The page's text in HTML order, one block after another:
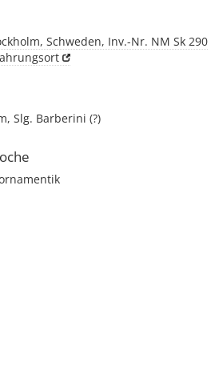
Schweden, Inv.-Nr. NM Sk 290
Slg. Barberini (?)